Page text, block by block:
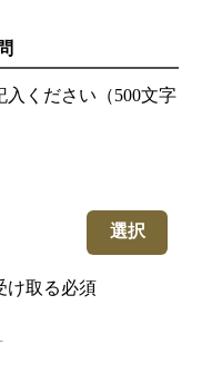
ください（500文字
選択
け取る必須